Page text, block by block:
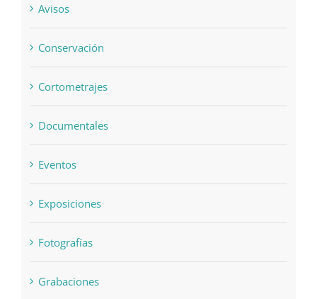
Avisos
Conservación
Cortometrajes
Documentales
Eventos
Exposiciones
Fotografías
Grabaciones